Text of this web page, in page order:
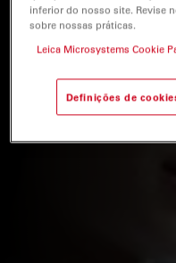
inferior do nosso site. Revise
sobre nossas práticas.
Leica Microsystems Cookie
Definições de